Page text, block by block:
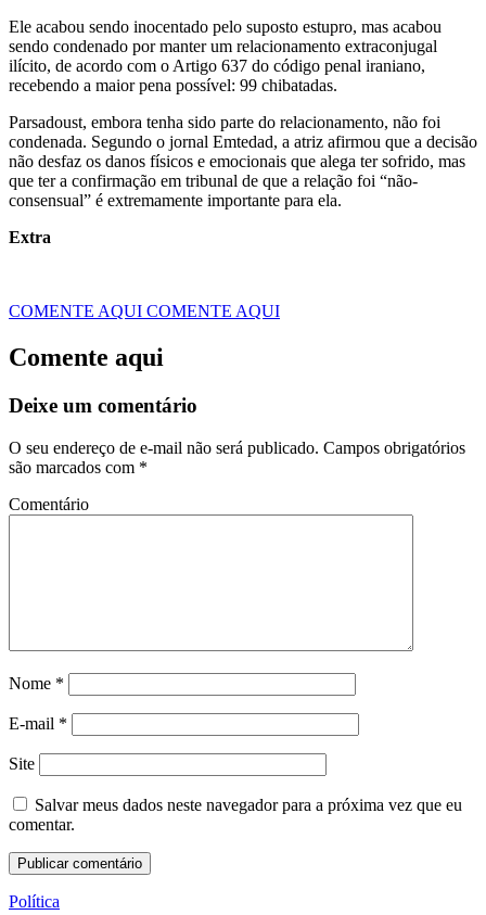
Ele acabou sendo inocentado pelo suposto estupro, mas acabou
sendo condenado por manter um relacionamento extraconjugal
ilícito, de acordo com o Artigo 637 do código penal iraniano,
recebendo a maior pena possível: 99 chibatadas.
Parsadoust, embora tenha sido parte do relacionamento, não foi
condenada. Segundo o jornal Emtedad, a atriz afirmou que a decisão
não desfaz os danos físicos e emocionais que alega ter sofrido, mas
que ter a confirmação em tribunal de que a relação foi “não-
consensual” é extremamente importante para ela.
Extra
COMENTE AQUI COMENTE AQUI
Comente aqui
Deixe um comentário
O seu endereço de e-mail não será publicado. Campos obrigatórios
são marcados com *
Comentário
Nome *
E-mail *
Site
Salvar meus dados neste navegador para a próxima vez que eu
comentar.
Política